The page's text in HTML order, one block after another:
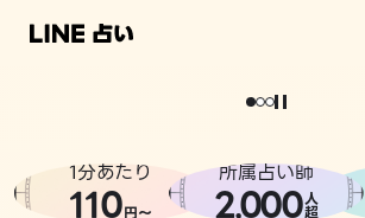
相談事例
どうせなら
。
1分あたり
110円〜
所属占い師
2,000人
超